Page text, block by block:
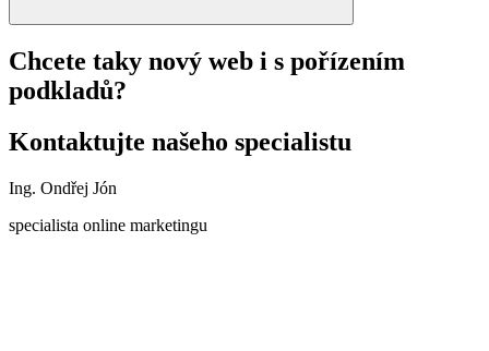
Chcete taky nový web i s pořízením
podkladů?
Kontaktujte našeho specialistu
Ing. Ondřej Jón
specialista online marketingu